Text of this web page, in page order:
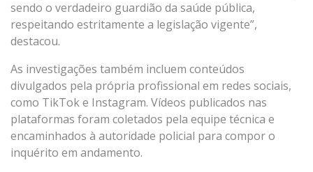
sendo o verdadeiro guardião da saúde pública,
respeitando estritamente a legislação vigente”,
destacou.
As investigações também incluem conteúdos
divulgados pela própria profissional em redes sociais,
como TikTok e Instagram. Vídeos publicados nas
plataformas foram coletados pela equipe técnica e
encaminhados à autoridade policial para compor o
inquérito em andamento.